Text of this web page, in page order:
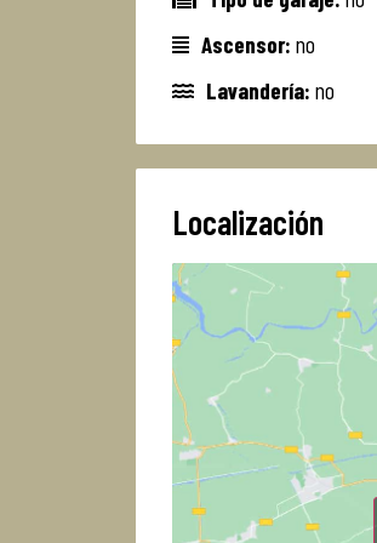
Ascensor: no
Lavandería: no
Localización